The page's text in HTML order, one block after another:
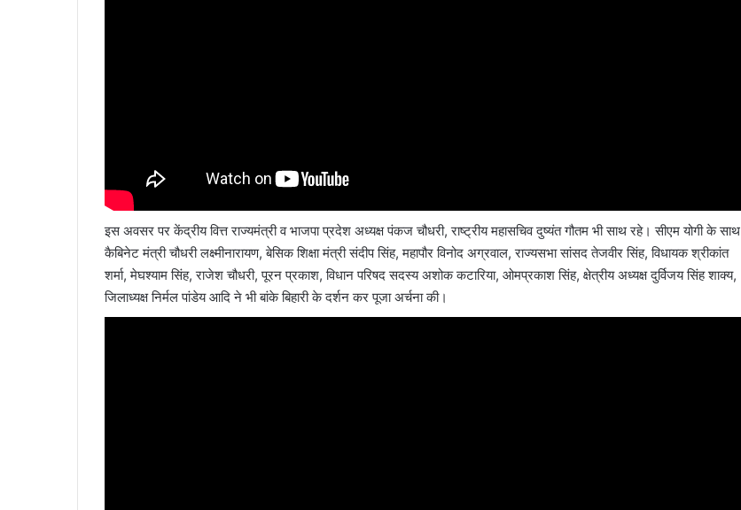
इस अवसर पर केंद्रीय वित्त राज्यमंत्री व भाजपा प्रदेश अध्यक्ष पंकज चौधरी, राष्ट्रीय महासचिव दुष्यंत गौतम भी साथ रहे। सीएम योगी के साथ
कैबिनेट मंत्री चौधरी लक्ष्मीनारायण, बेसिक शिक्षा मंत्री संदीप सिंह, महापौर विनोद अग्रवाल, राज्यसभा सांसद तेजवीर सिंह, विधायक श्रीकांत
शर्मा, मेघश्याम सिंह, राजेश चौधरी, पूरन प्रकाश, विधान परिषद सदस्य अशोक कटारिया, ओमप्रकाश सिंह, क्षेत्रीय अध्यक्ष दुर्विजय सिंह शाक्य,
जिलाध्यक्ष निर्मल पांडेय आदि ने भी बांके बिहारी के दर्शन कर पूजा अर्चना की।